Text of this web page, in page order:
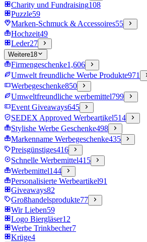
Charity und Fundraising108
Puzzle59
Marken-Schmuck & Accessoires55
Hochzeit49
Leder27
Weitere18
Firmengeschenke1,606
Umwelt freundliche Werbe Produkte971
Werbegeschenke850
Umweltfreundliche werbemittel799
Event Giveaways645
SEDEX Approved Werbeartikel514
Stylishe Werbe Geschenke498
Markenname Werbegeschenke435
Preisgünstiges416
Schnelle Werbemittel415
Werbemittel144
Personalisierte Werbeartikel91
Giveaways82
Großhandelsprodukte77
Wir Lieben59
Logo Biergläser12
Werbe Trinkbecher7
Krüge4